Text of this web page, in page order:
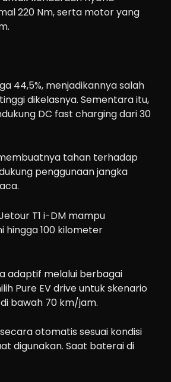
220 Nm, serta motor yang
44,5%, menjadikannya salah
dikelasnya. Sementara itu,
DC fast charging dari 30
tahan terhadap
penggunaan jangka
T1 i-DM mampu
100 kilometer
adaptif melalui berbagai
Pure EV drive untuk skenario
bawah 70 km/jam.
otomatis sesuai kondisi
digunakan. Saat baterai di